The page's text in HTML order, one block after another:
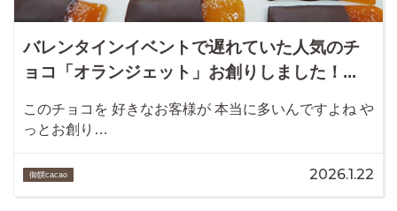
バレンタインイベントで遅れていた人気のチ
ョコ「オランジェット」お創りしました！...
このチョコを 好きなお客様が 本当に多いんですよね や
っとお創り…
御饌cacao 2026.1.22